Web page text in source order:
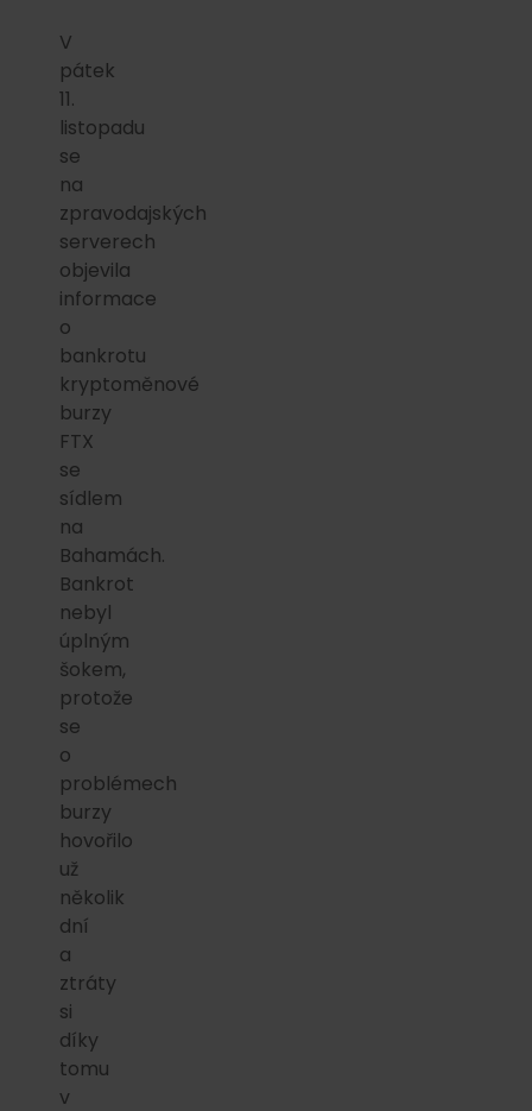
V
pátek
11.
listopadu
se
na
zpravodajských
serverech
objevila
informace
o
bankrotu
kryptoměnové
burzy
FTX
se
sídlem
na
Bahamách.
Bankrot
nebyl
úplným
šokem,
protože
se
o
problémech
burzy
hovořilo
už
několik
dní
a
ztráty
si
díky
tomu
v